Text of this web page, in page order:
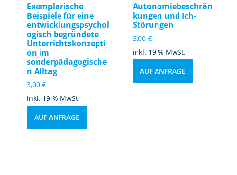
Exemplarische
Beispiele für eine
entwicklungspsychol
ogisch begründete
Unterrichtskonzepti
on im
sonderpädagogische
n Alltag
3,00€
inkl. 19 % MwSt.
AUF ANFRAGE
Autonomiebeschrän
kungen und Ich-
Störungen
3,00€
inkl. 19 % MwSt.
AUF ANFRAGE